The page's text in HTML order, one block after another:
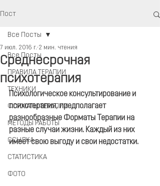
Пост
Все Посты
ПРАВИЛА ТЕРАПИИ
ТЕХНИКИ
ФОРМАТЫ ТЕРАПИИ
МЕТОДЫ РАБОТЫ
ССЫЛКА
СТАТИСТИКА
ФОТО
Все Посты
Среднесрочная
психотерапия
7 июл. 2016 г. 2 мин. чтения
Психологическое консультирование и
психотерапия, предполагает
разнообразные Форматы Терапии на
разные случаи жизни. Каждый из них
имеет свою выгоду и свои недостатки.